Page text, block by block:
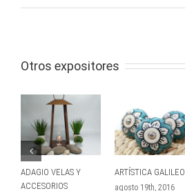
Otros expositores
ADAGIO VELAS Y
ACCESORIOS
ARTÍSTICA GALILEO
agosto 19th, 2016